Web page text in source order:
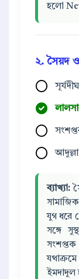
হলো
২. সৈয়দ
ব্যাখ্যা:
যুগ ধরে
সঙ্গে
ইমদাদুল